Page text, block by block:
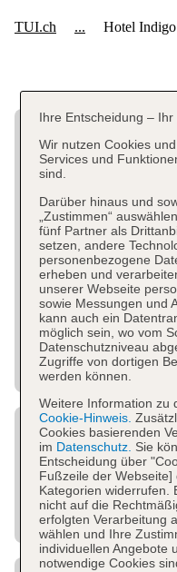
Ihre Entscheidung –
Wir nutzen Cookies
Services und
sind.
Darüber hinaus und
„Zustimmen“
fünf Partner als
setzen, andere
personenbezogene
erheben und
unserer Webseite
sowie Messungen und
kann auch ein
möglich sein, wo vom
Datenschutzniveau
Zugriffe von dortigen
werden können.
Weitere Information zu
Cookie-Hinweis.
Cookies basierenden
im Datenschutz. Sie
Entscheidung über
Fußzeile der
Kategorien widerrufen.
nicht auf die
erfolgten Verarbeitung
wählen und Ihre
individuellen Angebote
notwendige Cookies